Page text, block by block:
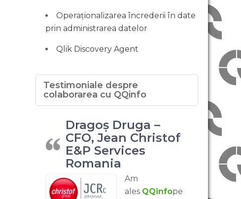
Operaționalizarea încrederii în date
prin administrarea datelor
Qlik Discovery Agent
Testimoniale despre
colaborarea cu QQinfo
Dragoș Druga –
CFO, Jean Christof
E&P Services
Romania
Am
ales QQinfope